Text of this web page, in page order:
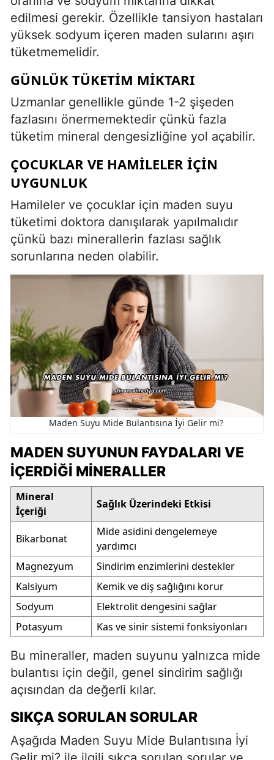
edilmesi gerekir. Özellikle tansiyon hastaları
yüksek sodyum içeren maden sularını aşırı
tüketmemelidir.
GÜNLÜK TÜKETIM MIKTARI
Uzmanlar genellikle günde 1-2 şişeden
fazlasını önermemektedir çünkü fazla
tüketim mineral dengesizliğine yol açabilir.
ÇOCUKLAR VE HAMILELER İÇIN
UYGUNLUK
Hamileler ve çocuklar için maden suyu
tüketimi doktora danışılarak yapılmalıdır
çünkü bazı minerallerin fazlası sağlık
sorunlarına neden olabilir.
Maden Suyu Mide Bulantısına İyi Gelir mi?
MADEN SUYUNUN FAYDALARI VE
İÇERDIĞI MINERALLER
Mineral
İçeriği
Sağlık Üzerindeki Etkisi
Bikarbonat
Mide asidini dengelemeye
yardımcı
Magnezyum
Sindirim enzimlerini destekler
Kalsiyum
Kemik ve diş sağlığını korur
Sodyum
Elektrolit dengesini sağlar
Potasyum
Kas ve sinir sistemi fonksiyonları
Bu mineraller, maden suyunu yalnızca mide
bulantısı için değil, genel sindirim sağlığı
açısından da değerli kılar.
SIKÇA SORULAN SORULAR
Aşağıda Maden Suyu Mide Bulantısına İyi